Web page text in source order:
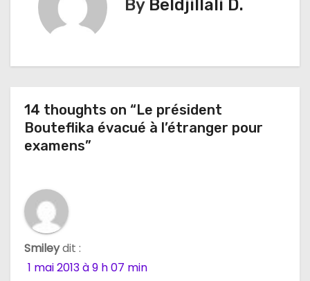
t
o
n
e
By Beldjillali D.
14 thoughts on “Le président
Bouteflika évacué à l’étranger pour
examens”
Smileydit :
1 mai 2013 à 9 h 07 min